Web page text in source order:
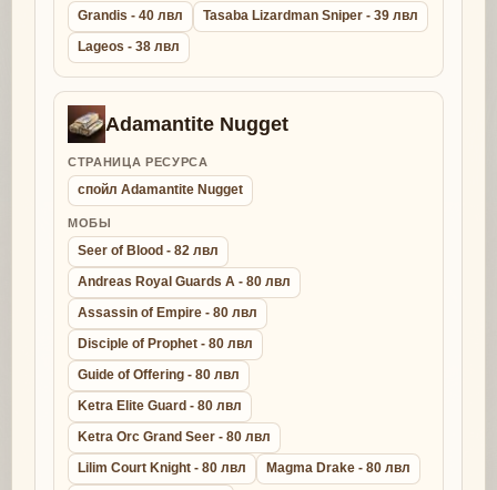
Grandis - 40 лвл
Tasaba Lizardman Sniper - 39 лвл
Lageos - 38 лвл
Adamantite Nugget
СТРАНИЦА РЕСУРСА
спойл Adamantite Nugget
МОБЫ
Seer of Blood - 82 лвл
Andreas Royal Guards A - 80 лвл
Assassin of Empire - 80 лвл
Disciple of Prophet - 80 лвл
Guide of Offering - 80 лвл
Ketra Elite Guard - 80 лвл
Ketra Orc Grand Seer - 80 лвл
Lilim Court Knight - 80 лвл
Magma Drake - 80 лвл